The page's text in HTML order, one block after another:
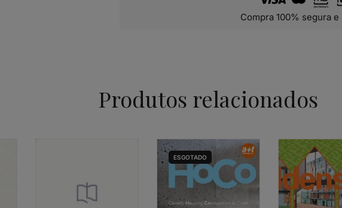
Compra 100% segura
Produtos relacionados
ESGOTADO